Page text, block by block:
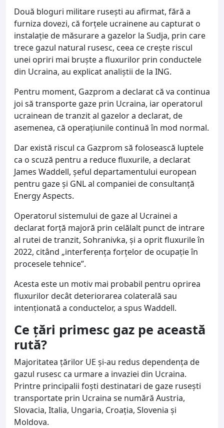
Două bloguri militare ruseşti au afirmat, fără a
furniza dovezi, că forţele ucrainene au capturat o
instalaţie de măsurare a gazelor la Sudja, prin care
trece gazul natural rusesc, ceea ce creşte riscul
unei opriri mai bruşte a fluxurilor prin conductele
din Ucraina, au explicat analiştii de la ING.
Pentru moment, Gazprom a declarat că va continua
joi să transporte gaze prin Ucraina, iar operatorul
ucrainean de tranzit al gazelor a declarat, de
asemenea, că operaţiunile continuă în mod normal.
Dar există riscul ca Gazprom să folosească luptele
ca o scuză pentru a reduce fluxurile, a declarat
James Waddell, şeful departamentului european
pentru gaze şi GNL al companiei de consultanţă
Energy Aspects.
Operatorul sistemului de gaze al Ucrainei a
declarat forţă majoră prin celălalt punct de intrare
al rutei de tranzit, Sohranivka, şi a oprit fluxurile în
2022, citând „interferenţa forţelor de ocupaţie în
procesele tehnice”.
Acesta este un motiv mai probabil pentru oprirea
fluxurilor decât deteriorarea colaterală sau
intenţionată a conductelor, a spus Waddell.
Ce țări primesc gaz pe această
rută?
Majoritatea ţărilor UE şi-au redus dependenţa de
gazul rusesc ca urmare a invaziei din Ucraina.
Printre principalii foşti destinatari de gaze ruseşti
transportate prin Ucraina se numără Austria,
Slovacia, Italia, Ungaria, Croaţia, Slovenia şi
Moldova.